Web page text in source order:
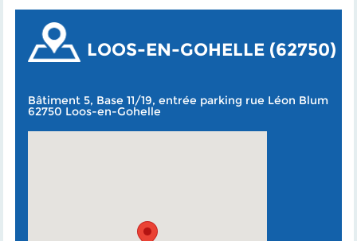
LOOS-EN-GOHELLE (62750)
Bâtiment 5, Base 11/19, entrée parking rue Léon Blum
62750 Loos-en-Gohelle